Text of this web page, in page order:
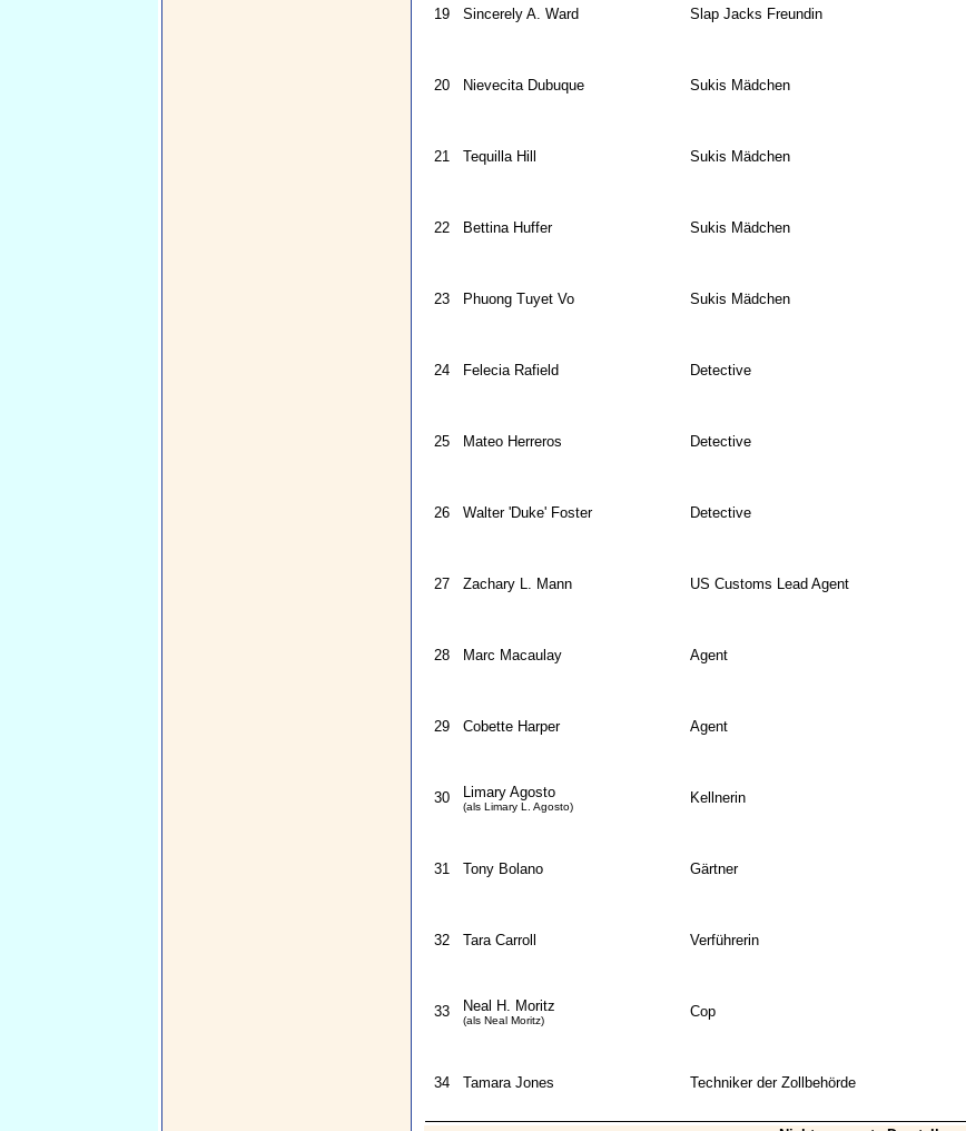
19 Sincerely A. Ward Slap Jacks Freundin
20 Nievecita Dubuque Sukis Mädchen
21 Tequilla Hill Sukis Mädchen
22 Bettina Huffer Sukis Mädchen
23 Phuong Tuyet Vo Sukis Mädchen
24 Felecia Rafield Detective
25 Mateo Herreros Detective
26 Walter 'Duke' Foster Detective
27 Zachary L. Mann US Customs Lead Agent
28 Marc Macaulay Agent
29 Cobette Harper Agent
30 Limary Agosto
(als Limary L. Agosto)
Kellnerin
31 Tony Bolano Gärtner
32 Tara Carroll Verführerin
33 Neal H. Moritz
(als Neal Moritz)
Cop
34 Tamara Jones Techniker der Zollbehörde